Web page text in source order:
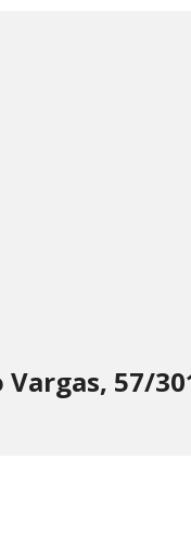
57/